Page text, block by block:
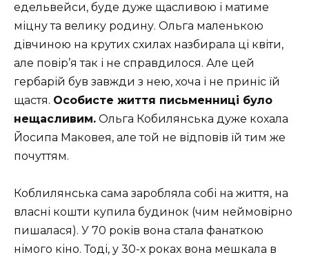
едельвейси, буде дуже щасливою і матиме
міцну та велику родину. Ольга маленькою
дівчиною на крутих схилах назбирала ці квіти,
але повір’я так і не справдилося. Але цей
гербарій був завжди з нею, хоча і не приніс їй
щастя. Особисте життя письменниці було
нещасливим. Ольга Кобилянська дуже кохала
Йосипа Маковея, але той не відповів їй тим же
почуттям.
Коблилянська сама заробляла собі на життя, на
власні кошти купила будинок (чим неймовірно
пишалася). У 70 років вона стала фанаткою
німого кіно. Тоді, у 30-х роках вона мешкала в